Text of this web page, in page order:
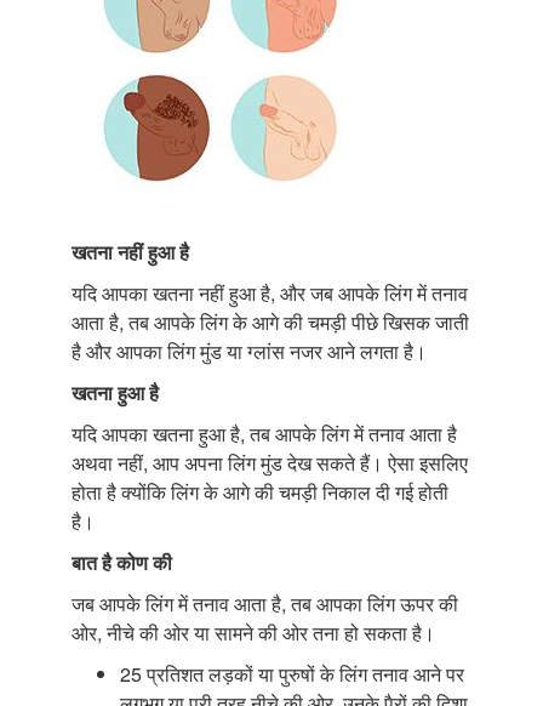
खतना नहीं हुआ है
यदि आपका खतना नहीं हुआ है, और जब आपके लिंग में तनाव
आता है, तब आपके लिंग के आगे की चमड़ी पीछे खिसक जाती
है और आपका लिंग मुंड या ग्लांस नजर आने लगता है।
खतना हुआ है
यदि आपका खतना हुआ है, तब आपके लिंग में तनाव आता है
अथवा नहीं, आप अपना लिंग मुंड देख सकते हैं। ऐसा इसलिए
होता है क्योंकि लिंग के आगे की चमड़ी निकाल दी गई होती
है।
बात है कोण की
जब आपके लिंग में तनाव आता है, तब आपका लिंग ऊपर की
ओर, नीचे की ओर या सामने की ओर तना हो सकता है।
25 प्रतिशत लड़कों या पुरुषों के लिंग तनाव आने पर